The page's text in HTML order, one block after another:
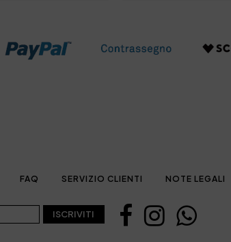
FAQ SERVIZIO CLIENTI NOTE LEGALI
ISCRIVITI